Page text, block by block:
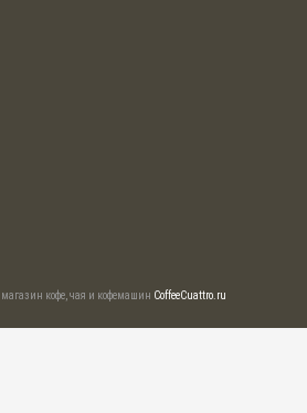
кофе, чая и кофемашин CoffeeCuattro.ru